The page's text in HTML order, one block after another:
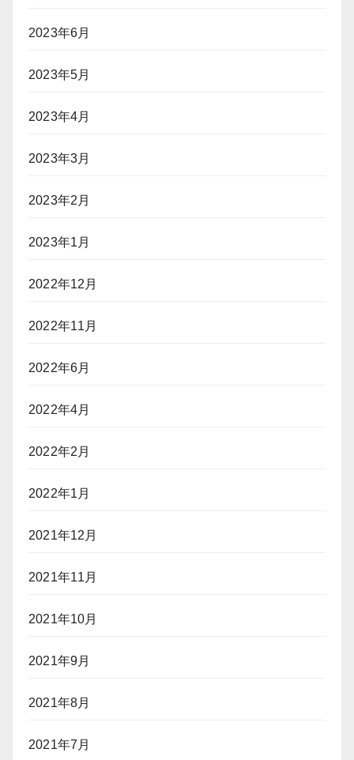
2023年6月
2023年5月
2023年4月
2023年3月
2023年2月
2023年1月
2022年12月
2022年11月
2022年6月
2022年4月
2022年2月
2022年1月
2021年12月
2021年11月
2021年10月
2021年9月
2021年8月
2021年7月